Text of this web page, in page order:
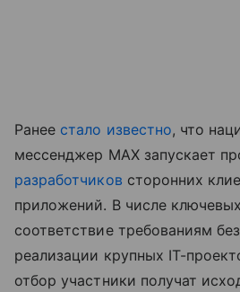
Ранее стало известно, что
мессенджер MAX запускает
разработчиков сторонних
приложений. В числе
соответствие требованиям
реализации крупных IT-
отбор участники получат